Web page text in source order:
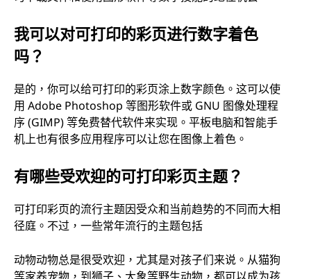
我可以对可打印的彩页进行数字着色
吗？
是的，你可以给可打印的彩页涂上数字颜色。这可以使
用 Adobe Photoshop 等图形软件或 GNU 图像处理程
序 (GIMP) 等免费替代软件来实现。平板电脑和智能手
机上也有很多应用程序可以让您在图像上着色。
有哪些受欢迎的可打印彩页主题？
可打印彩页的流行主题因受众和当前趋势的不同而大相
径庭。不过，一些常年流行的主题包括
动物动物总是很受欢迎，尤其是对孩子们来说。从猫狗
等家养宠物，到狮子、大象等野生动物，都可以成为孩